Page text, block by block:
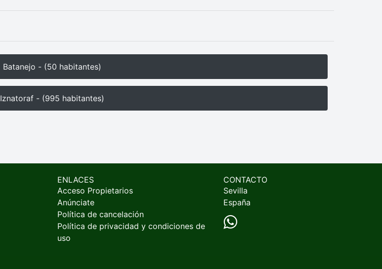
Batanejo - (50 habitantes)
Iznatoraf - (995 habitantes)
ENLACES
Acceso Propietarios
Anúnciate
Política de cancelación
Política de privacidad y condiciones de
uso
CONTACTO
Sevilla
España